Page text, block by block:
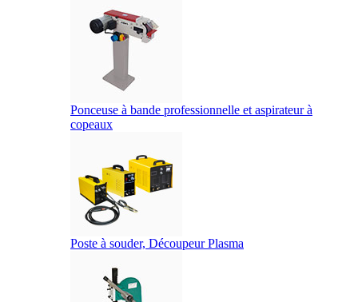
Ponceuse à bande professionnelle et aspirateur à
copeaux
Poste à souder, Découpeur Plasma